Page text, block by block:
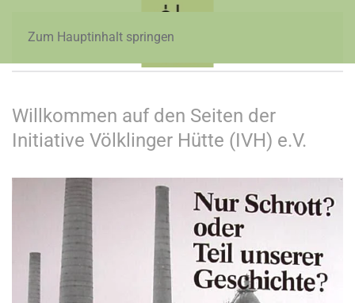
Zum Hauptinhalt springen
Willkommen auf den Seiten der
Initiative Völklinger Hütte (IVH) e.V.